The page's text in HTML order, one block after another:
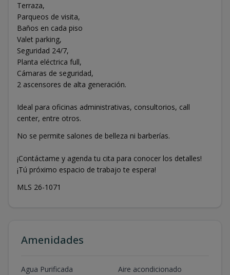
Terraza,
Parqueos de visita,
Baños en cada piso
Valet parking,
Seguridad 24/7,
Planta eléctrica full,
Cámaras de seguridad,
2 ascensores de alta generación.
Ideal para oficinas administrativas, consultorios, call
center, entre otros.
No se permite salones de belleza ni barberías.
¡Contáctame y agenda tu cita para conocer los detalles!
¡Tú próximo espacio de trabajo te espera!
MLS 26-1071
Amenidades
Agua Purificada
Aire acondicionado